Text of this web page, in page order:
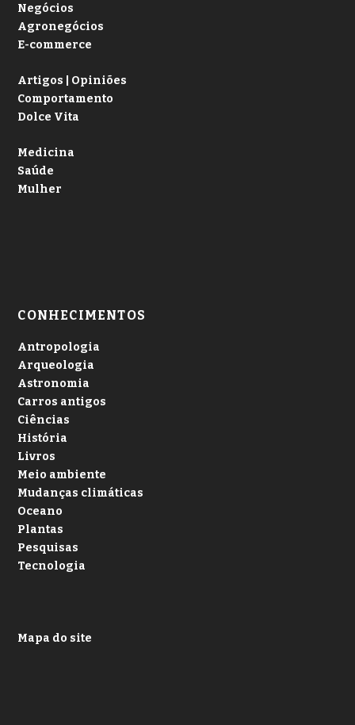
Negócios
Agronegócios
E-commerce
Artigos | Opiniões
Comportamento
Dolce Vita
Medicina
Saúde
Mulher
CONHECIMENTOS
Antropologia
Arqueologia
Astronomia
Carros antigos
Ciências
História
Livros
Meio ambiente
Mudanças climáticas
Oceano
Plantas
Pesquisas
Tecnologia
Mapa do site